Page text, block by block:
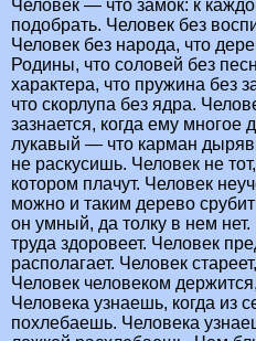
Человек — что замок: к
подобрать. Человек без
Человек без народа, что
Родины, что соловей без
характера, что пружина без
что скорлупа без ядра.
зазнается, когда ему многое
лукавый — что карман
не раскусишь. Человек не
котором плачут. Человек
можно и таким дерево
он умный, да толку в нем нет.
труда здоровеет. Человек
располагает. Человек
Человек человеком
Человека узнаешь, когда из
похлебаешь. Человека